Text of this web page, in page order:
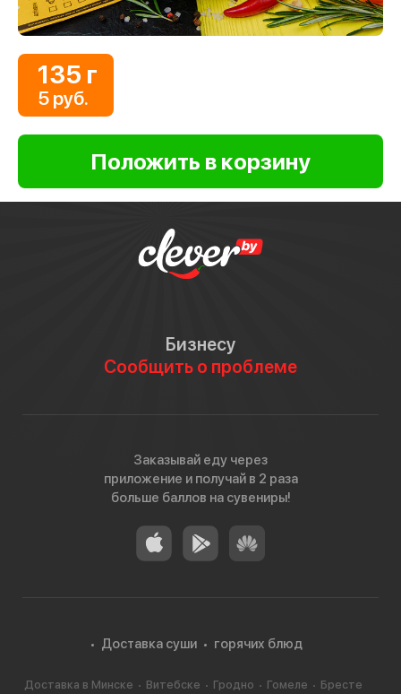
135 г
5 руб.
Бизнесу
Сообщить о проблеме
Заказывай еду через
приложение и получай в 2 раза
больше баллов на сувениры!
Доставка суши горячих блюд
Доставка в Минске Витебске Гродно Гомеле
Бресте